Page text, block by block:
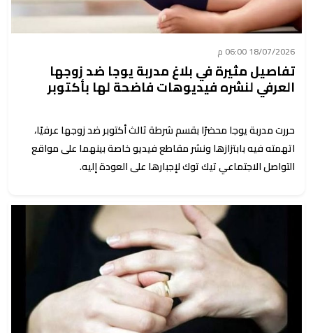
18/07/2026 06:00 م
تفاصيل مثيرة في بلاغ مدربة يوجا ضد زوجها
العرفي لنشره فيديوهات فاضحة لها بأكتوبر
حررت مدربة يوجا محضرًا بقسم شرطة ثالث أكتوبر ضد زوجها عرفيًا،
اتهمته فيه بابتزازها ونشر مقاطع فيديو خاصة بينهما على مواقع
التواصل الاجتماعي تيك توك لإجبارها على العودة إليه.